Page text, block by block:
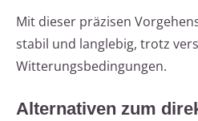
Mit dieser präzisen
stabil und langlebig, trotz
Witterungsbedingungen.
Alternativen zum